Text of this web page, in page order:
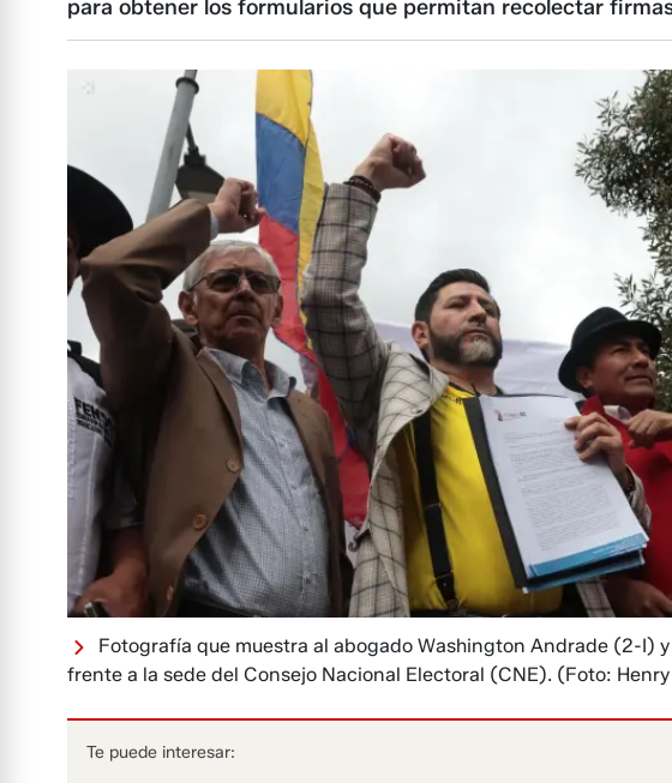
para obtener los formularios que permitan recolectar
Fotografía que muestra al abogado Washington Andrade (2-I)
frente a la sede del Consejo Nacional Electoral (CNE). (Foto:
Te puede interesar: